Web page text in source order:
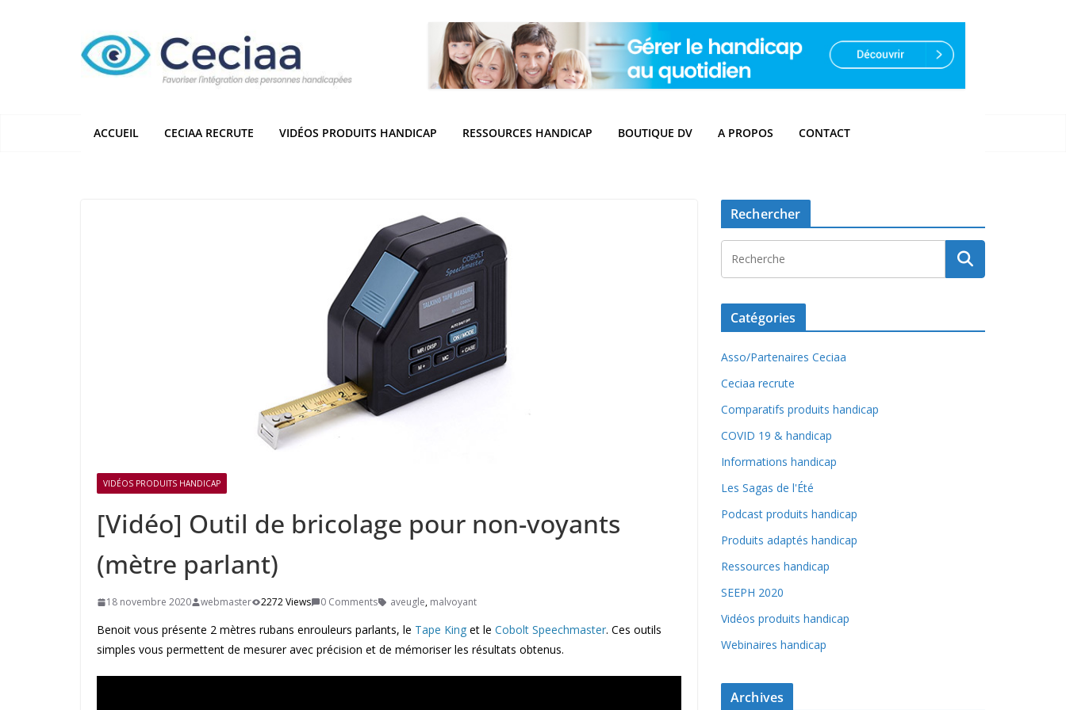
ACCUEIL CECIAA RECRUTE VIDÉOS PRODUITS HANDICAP RESSOURCES HANDICAP BOUTIQUE DV A PROPOS CONTACT
VIDÉOS PRODUITS HANDICAP
[Vidéo] Outil de bricolage pour non-voyants
(mètre parlant)
18 novembre 2020 webmaster 2272 Views 0 Comments aveugle, malvoyant
Benoit vous présente 2 mètres rubans enrouleurs parlants, le Tape King et le Cobolt Speechmaster. Ces outils
simples vous permettent de mesurer avec précision et de mémoriser les résultats obtenus.
Rechercher
Catégories
Asso/Partenaires Ceciaa
Ceciaa recrute
Comparatifs produits handicap
COVID 19 & handicap
Informations handicap
Les Sagas de l'Été
Podcast produits handicap
Produits adaptés handicap
Ressources handicap
SEEPH 2020
Vidéos produits handicap
Webinaires handicap
Archives